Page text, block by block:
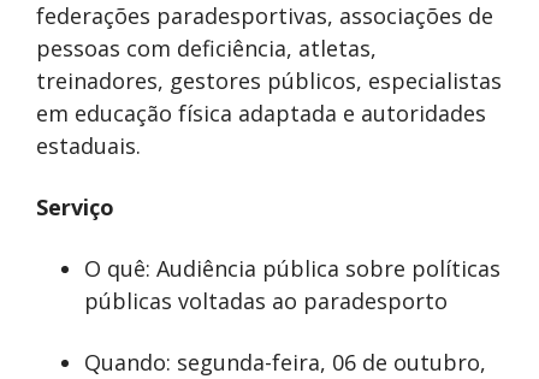
federações paradesportivas, associações de
pessoas com deficiência, atletas,
treinadores, gestores públicos, especialistas
em educação física adaptada e autoridades
estaduais.
Serviço
O quê: Audiência pública sobre políticas
públicas voltadas ao paradesporto
Quando: segunda-feira, 06 de outubro,